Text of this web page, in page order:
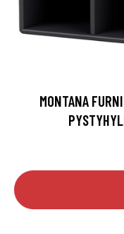
MONTANA